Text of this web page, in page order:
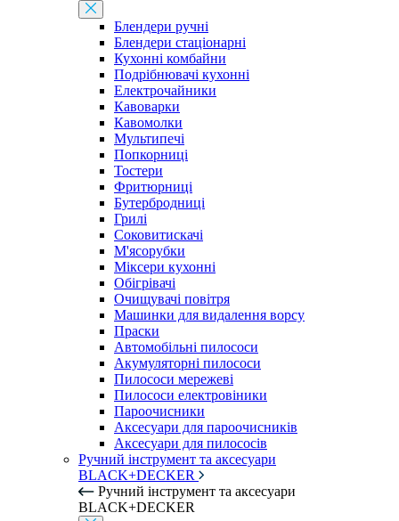
Блендери ручні
Блендери стаціонарні
Кухонні комбайни
Подрібнювачі кухонні
Електрочайники
Кавоварки
Кавомолки
Мультипечі
Попкорниці
Тостери
Фритюрниці
Бутербродниці
Грилі
Соковитискачі
М'ясорубки
Міксери кухонні
Обігрівачі
Очищувачі повітря
Машинки для видалення ворсу
Праски
Автомобільні пилососи
Акумуляторні пилососи
Пилососи мережеві
Пилососи електровіники
Пароочисники
Аксесуари для пароочисників
Аксесуари для пилососів
Ручний інструмент та аксесуари
BLACK+DECKER
Ручний інструмент та аксесуари
BLACK+DECKER